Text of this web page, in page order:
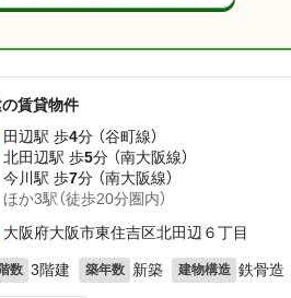
賃貸物件
田辺駅 歩4分 （谷町線）
北田辺駅 歩5分 （南大阪線）
今川駅 歩7分 （南大阪線）
ほか3駅（徒歩20分圏内）
大阪府大阪市東住吉区北田辺６丁目
数 3階建 築年数 新築 建物構造 鉄骨造